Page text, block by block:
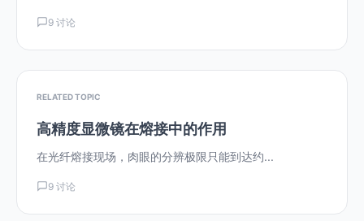
9 讨论
RELATED TOPIC
高精度显微镜在熔接中的作用
在光纤熔接现场，肉眼的分辨极限只能到达约...
9 讨论